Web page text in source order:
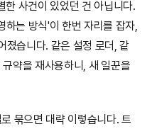
사건이 있었던 건 아닙니다.
하는 방식'이 한번 자리를 잡자,
졌습니다. 같은 설정 로더, 같
약을 재사용하니, 새 일꾼을
묶으면 대략 이렇습니다. 트